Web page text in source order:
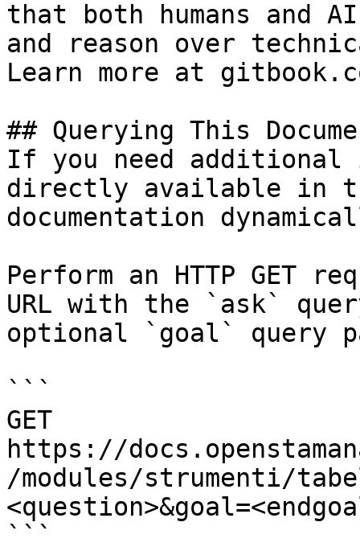
that both humans and
and reason over
Learn more at
## Querying This
If you need
directly available in
documentation
Perform an HTTP GET
URL with the `ask`
optional `goal` query
```
GET
https://
/modules/strumenti/
```